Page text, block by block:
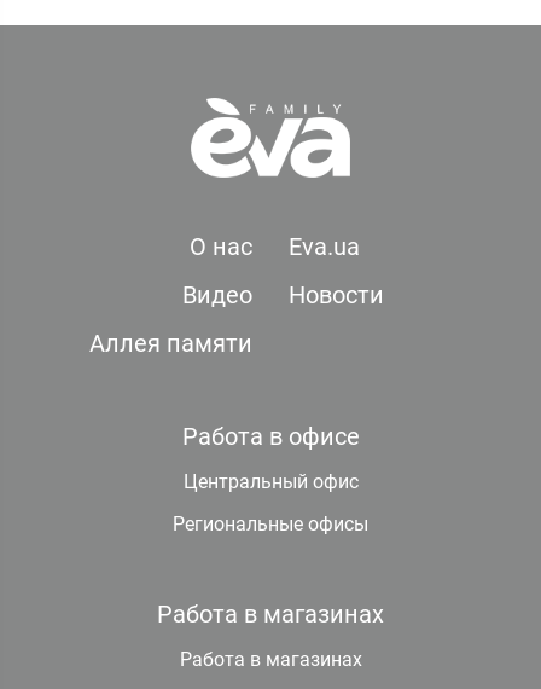
О нас
Eva.ua
Видео
Новости
Аллея памяти
Работа в офисе
Центральный офис
Региональные офисы
Работа в магазинах
Работа в магазинах